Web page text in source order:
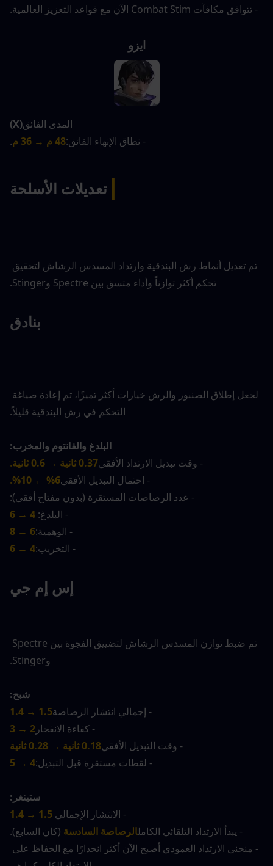
- تتوافق مكافآت Combat Stim الآن مع قواعد التعزيز العالمية.
ايزو
المدى الفائق(X)
- نطاق الإنهاء الفائق:48 م → 36 م .
| تعديلات الأسلحة
تحكم أكثر توازناً وأداء متسق بين Spectre وStinger.
بنادق
التحكم في رش البندقية قليلاً.
البلدغ والفانتوم والمخرب:
- وقت تبديل الارتداد الأفقي0.37 ثانية → 0.6 ثانية
.
- احتمال التبديل الأفقي6% ← 10%
.
- عدد الرصاصات المستقرة (بدون مفتاح أفقي):
- البلدغ: 4 → 6
- الوهمية:6 → 8
- التخريب:4 → 6
إس إم جي
وStinger.
شبح:
- إجمالي انتشار الرصاصة1.5 → 1.4
- كفاءة الانفجار2 → 3
- وقت التبديل الأفقي0.18 ثانية → 0.28 ثانية
- لقطات مستقرة قبل التبديل:4 → 5
ستينغر:
- الانتشار الإجمالي 1.5 → 1.4
- يبدأ الارتداد التلقائي الكاملالرصاصة السادسة (كان السابع).